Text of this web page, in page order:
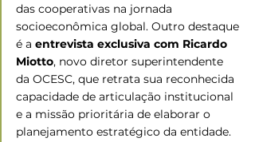
das cooperativas na jornada
socioeconômica global. Outro destaque
é a entrevista exclusiva com Ricardo
Miotto, novo diretor superintendente
da OCESC, que retrata sua reconhecida
capacidade de articulação institucional
e a missão prioritária de elaborar o
planejamento estratégico da entidade.